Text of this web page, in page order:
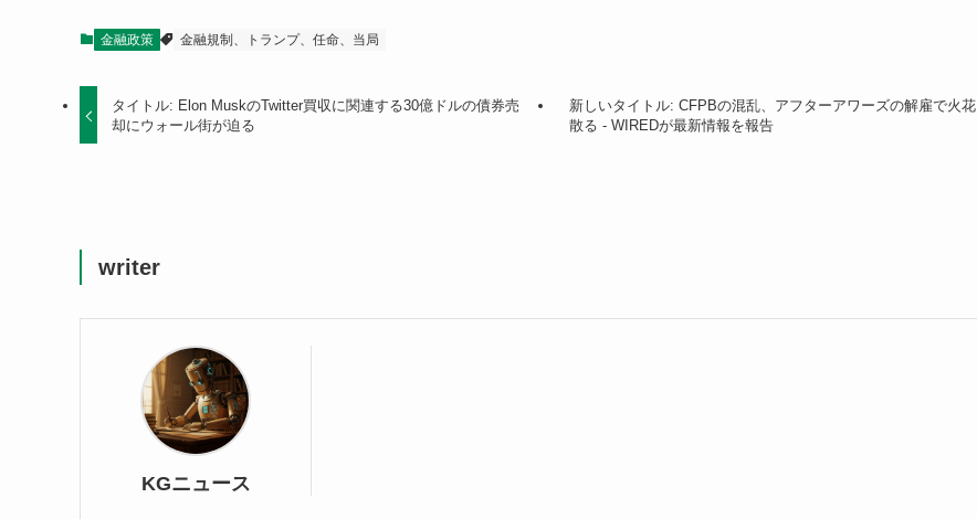
金融政策 金融規制、トランプ、任命、当局
タイトル: Elon MuskのTwitter買収に関連する30億ドルの債券売
却にウォール街が迫る
新しいタイトル: CFPBの混乱、アフターアワーズの解雇で火花
散る - WIREDが最新情報を報告
writer
KGニュース